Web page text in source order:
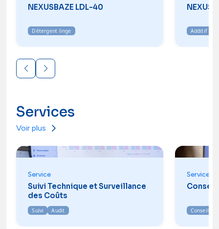
NEXUSBAZE LDL-40
Détergent linge
NEXUS
Additif
Services
Voir plus
Service
Suivi Technique et Surveillance
des Coûts
Suivi Audit
Service
Conseil
Conseil